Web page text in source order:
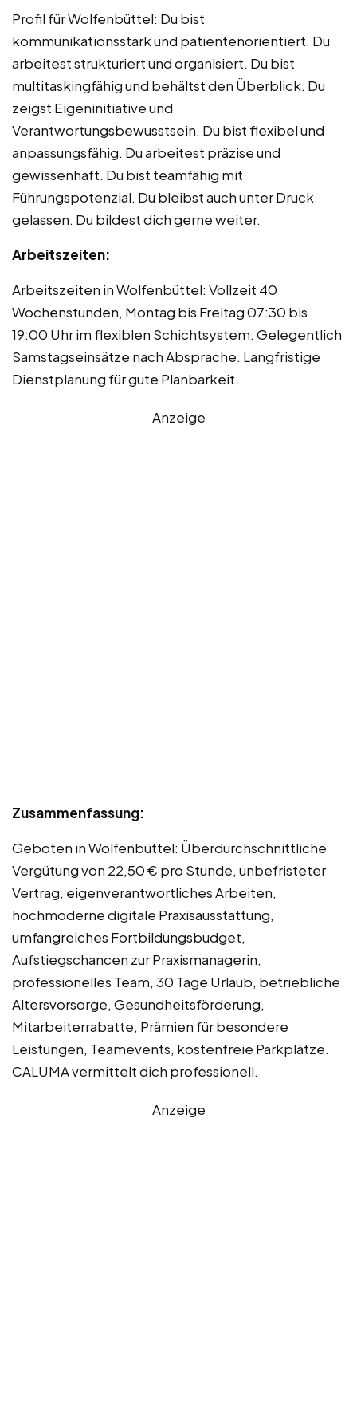
Profil für Wolfenbüttel: Du bist
kommunikationsstark und patientenorientiert. Du
arbeitest strukturiert und organisiert. Du bist
multitaskingfähig und behältst den Überblick. Du
zeigst Eigeninitiative und
Verantwortungsbewusstsein. Du bist flexibel und
anpassungsfähig. Du arbeitest präzise und
gewissenhaft. Du bist teamfähig mit
Führungspotenzial. Du bleibst auch unter Druck
gelassen. Du bildest dich gerne weiter.
Arbeitszeiten:
Arbeitszeiten in Wolfenbüttel: Vollzeit 40
Wochenstunden, Montag bis Freitag 07:30 bis
19:00 Uhr im flexiblen Schichtsystem. Gelegentlich
Samstagseinsätze nach Absprache. Langfristige
Dienstplanung für gute Planbarkeit.
Anzeige
Zusammenfassung:
Geboten in Wolfenbüttel: Überdurchschnittliche
Vergütung von 22,50 € pro Stunde, unbefristeter
Vertrag, eigenverantwortliches Arbeiten,
hochmoderne digitale Praxisausstattung,
umfangreiches Fortbildungsbudget,
Aufstiegschancen zur Praxismanagerin,
professionelles Team, 30 Tage Urlaub, betriebliche
Altersvorsorge, Gesundheitsförderung,
Mitarbeiterrabatte, Prämien für besondere
Leistungen, Teamevents, kostenfreie Parkplätze.
CALUMA vermittelt dich professionell.
Anzeige